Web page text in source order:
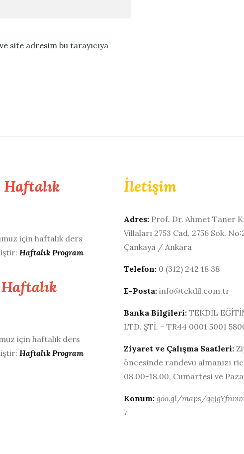
site adresim bu tarayıcıya
için haftalık ders
Haftalık Program
için haftalık ders
Haftalık Program
İletişim
Adres: Prof. Dr. Ahmet Taner
Villaları 2753 Cad. 2756 Sok.
Çankaya / Ankara
Telefon: 0 (312) 242 18 38
E-Posta: info@tekdil.com.tr
Banka Bilgileri: TEKDİL
LTD. ŞTİ. – TR44 0001 5001
Ziyaret ve Çalışma Saatleri:
öncesinde randevu almanızı
08.00-18.00, Cumartesi ve
Konum: goo.gl/maps/
7